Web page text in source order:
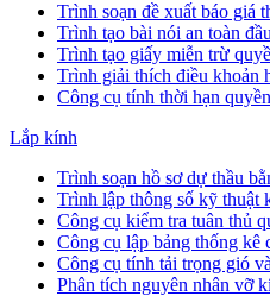
Trình soạn đề xuất báo giá
Trình tạo bài nói an toàn
Trình tạo giấy miễn trừ
Trình giải thích điều khoản
Công cụ tính thời hạn
Lắp kính
Trình soạn hồ sơ dự thầu
Trình lập thông số kỹ thuật
Công cụ kiểm tra tuân thủ
Công cụ lập bảng thống kê
Công cụ tính tải trọng gió
Phân tích nguyên nhân vỡ